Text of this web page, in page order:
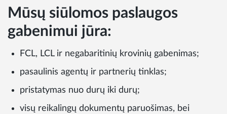
Mūsų siūlomos paslaugos
gabenimui jūra:
FCL, LCL ir negabaritinių krovinių gabenimas;
pasaulinis agentų ir partnerių tinklas;
pristatymas nuo durų iki durų;
visų reikalingų dokumentų paruošimas, bei